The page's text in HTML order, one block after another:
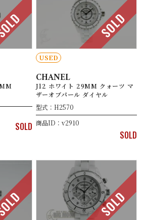
SOLD
SOLD
USED
CHANEL
J12 ホワイト 29MM クォーツ マ
ザーオブパール ダイヤル
型式：H2570
商品ID：v2910
SOLD
SOLD